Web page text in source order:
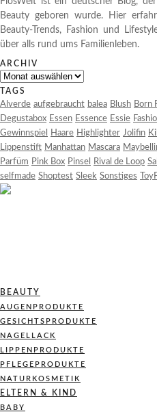
Beauty geboren wurde. Hier
Beauty-Trends, Fashion und
über alls rund ums Familienleben.
ARCHIV
Archiv
TAGS
Alverde aufgebraucht balea Blush Born
Degustabox Essen Essence Essie
Gewinnspiel
Haare Highlighter Jolifin
Lippenstift Manhattan Mascara
Parfüm Pink Box Pinsel Rival de Loop
selfmade Shoptest Sleek Sonstiges
BEAUTY
AUGENPRODUKTE
GESICHTSPRODUKTE
NAGELLACK
LIPPENPRODUKTE
PFLEGEPRODUKTE
NATURKOSMETIK
ELTERN & KIND
BABY